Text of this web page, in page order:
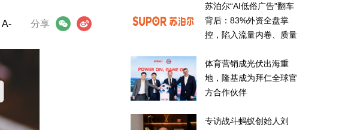
分享
信 微博
A-
苏泊尔“AI低俗广告”翻车
背后：83%外资全盘掌
控，陷入流量内卷、质量
体育营销成光伏出海重
地，隆基成为拜仁全球官
方合作伙伴
专访战斗蚂蚁创始人刘